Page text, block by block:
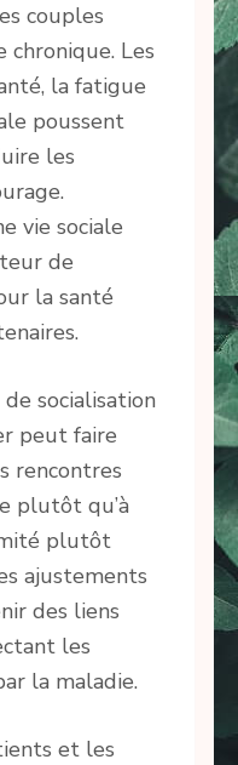
couples
chronique. Les
la fatigue
poussent
les
vie sociale
de
la santé
socialisation
peut faire
rencontres
plutôt qu’à
plutôt
ajustements
des liens
les
la maladie.
et les